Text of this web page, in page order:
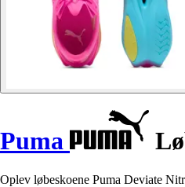
Puma
Oplev løbeskoene Puma Deviate